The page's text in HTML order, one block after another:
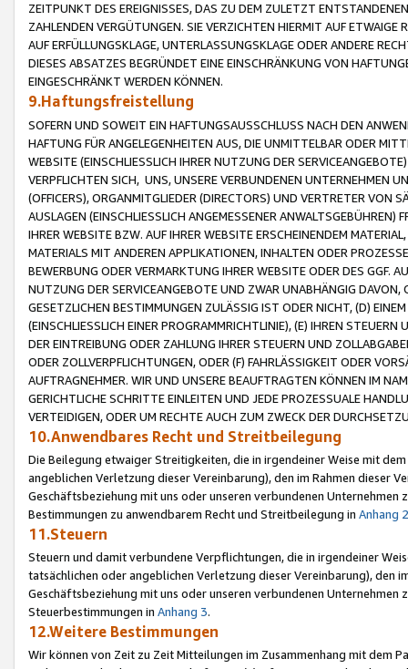
ZEITPUNKT DES EREIGNISSES, DAS ZU DEM ZULETZT
ZAHLENDEN VERGÜTUNGEN. SIE VERZICHTEN HIERMIT AUF
AUF ERFÜLLUNGSKLAGE, UNTERLASSUNGSKLAGE ODER ANDERE
DIESES ABSATZES BEGRÜNDET EINE EINSCHRÄNKUNG VON
EINGESCHRÄNKT WERDEN KÖNNEN.
9.Haftungsfreistellung
SOFERN UND SOWEIT EIN HAFTUNGSAUSSCHLUSS NACH DEN
HAFTUNG FÜR ANGELEGENHEITEN AUS, DIE UNMITTELBAR ODER
WEBSITE (EINSCHLIESSLICH IHRER NUTZUNG DER
VERPFLICHTEN SICH, UNS, UNSERE VERBUNDENEN UNTERNEHMEN
(OFFICERS), ORGANMITGLIEDER (DIRECTORS) UND VERTRETER VON
AUSLAGEN (EINSCHLIESSLICH ANGEMESSENER
IHRER WEBSITE BZW. AUF IHRER WEBSITE ERSCHEINENDEM
MATERIALS MIT ANDEREN APPLIKATIONEN, INHALTEN ODER
BEWERBUNG ODER VERMARKTUNG IHRER WEBSITE ODER DES GGF.
NUTZUNG DER SERVICEANGEBOTE UND ZWAR UNABHÄNGIG
GESETZLICHEN BESTIMMUNGEN ZULÄSSIG IST ODER NICHT, (D)
(EINSCHLIESSLICH EINER PROGRAMMRICHTLINIE), (E) IHREN
DER EINTREIBUNG ODER ZAHLUNG IHRER STEUERN UND
ODER ZOLLVERPFLICHTUNGEN, ODER (F) FAHRLÄSSIGKEIT ODER
AUFTRAGNEHMER. WIR UND UNSERE BEAUFTRAGTEN KÖNNEN IM
GERICHTLICHE SCHRITTE EINLEITEN UND JEDE PROZESSUALE
VERTEIDIGEN, ODER UM RECHTE AUCH ZUM ZWECK DER
10.Anwendbares Recht und Streitbeilegung
Die Beilegung etwaiger Streitigkeiten, die in irgendeiner Weise mit
angeblichen Verletzung dieser Vereinbarung), den im Rahmen dieser
Geschäftsbeziehung mit uns oder unseren verbundenen
Bestimmungen zu anwendbarem Recht und Streitbeilegung in Anhang 2
11.Steuern
Steuern und damit verbundene Verpflichtungen, die in irgendeiner
tatsächlichen oder angeblichen Verletzung dieser Vereinbarung), den
Geschäftsbeziehung mit uns oder unseren verbundenen
Steuerbestimmungen in Anhang 3.
12.Weitere Bestimmungen
Wir können von Zeit zu Zeit Mitteilungen im Zusammenhang mit dem